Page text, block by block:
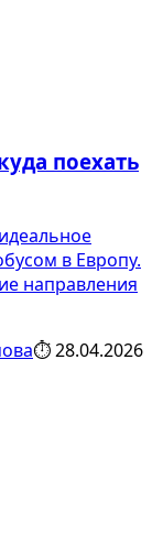
поехать
в Европу.
направления
⏱28.04.2026